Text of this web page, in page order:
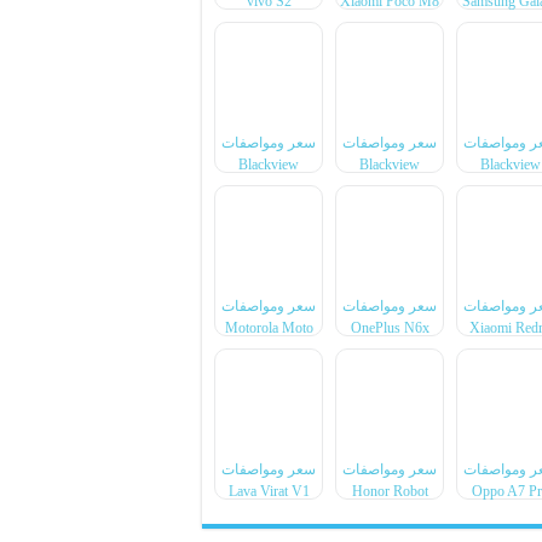
ومواصفات
Blackview
سعر ومواصفات
Blackview
سعر ومواصفات
Blackview
ومواصفات
Xiaomi
سعر ومواصفات
OnePlus N6x
سعر ومواصفات
Motorola Moto
ومواصفات
Oppo A7
سعر ومواصفات
Honor Robot
سعر ومواصفات
Lava Virat V1